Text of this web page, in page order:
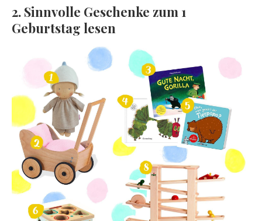
2. Sinnvolle Geschenke zum 1
Geburtstag lesen